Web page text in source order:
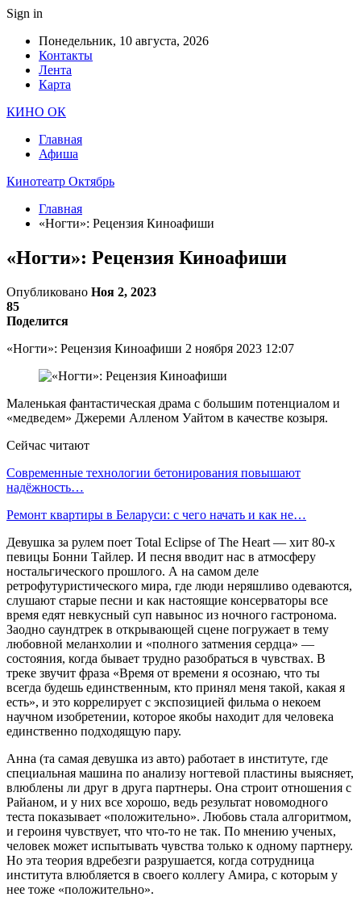
Sign in
Понедельник, 10 августа, 2026
Контакты
Лента
Карта
КИНО ОК
Главная
Афиша
Кинотеатр Октябрь
Главная
«Ногти»: Рецензия Киноафиши
«Ногти»: Рецензия Киноафиши
Опубликовано Ноя 2, 2023
85
Поделится
«Ногти»: Рецензия Киноафиши 2 ноября 2023 12:07
Маленькая фантастическая драма с большим потенциалом и
«медведем» Джереми Алленом Уайтом в качестве козыря.
Сейчас читают
Современные технологии бетонирования повышают
надёжность…
Ремонт квартиры в Беларуси: с чего начать и как не…
Девушка за рулем поет Total Eclipse of The Heart — хит 80-х
певицы Бонни Тайлер. И песня вводит нас в атмосферу
ностальгического прошлого. А на самом деле
ретрофутуристического мира, где люди неряшливо одеваются,
слушают старые песни и как настоящие консерваторы все
время едят невкусный суп навынос из ночного гастронома.
Заодно саундтрек в открывающей сцене погружает в тему
любовной меланхолии и «полного затмения сердца» —
состояния, когда бывает трудно разобраться в чувствах. В
треке звучит фраза «Время от времени я осознаю, что ты
всегда будешь единственным, кто принял меня такой, какая я
есть», и это коррелирует с экспозицией фильма о некоем
научном изобретении, которое якобы находит для человека
единственно подходящую пару.
Анна (та самая девушка из авто) работает в институте, где
специальная машина по анализу ногтевой пластины выясняет,
влюблены ли друг в друга партнеры. Она строит отношения с
Райаном, и у них все хорошо, ведь результат новомодного
теста показывает «положительно». Любовь стала алгоритмом,
и героиня чувствует, что что-то не так. По мнению ученых,
человек может испытывать чувства только к одному партнеру.
Но эта теория вдребезги разрушается, когда сотрудница
института влюбляется в своего коллегу Амира, с которым у
нее тоже «положительно».